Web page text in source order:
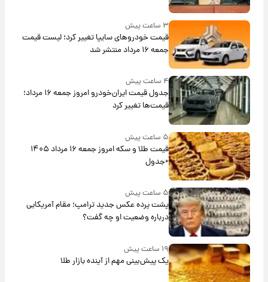
۳ ساعت پیش
قیمت خودروهای سایپا تغییر کرد؛ لیست قیمت
جمعه ۱۶ مرداد منتشر شد
۴ ساعت پیش
جدول قیمت ایران‌خودرو امروز جمعه ۱۶ مرداد؛
قیمت‌ها تغییر کرد
۵ ساعت پیش
قیمت طلا و سکه امروز جمعه ۱۶ مرداد ۱۴۰۵
+جدول
۵ ساعت پیش
پشت پرده عکس جدید ترامپ؛ مقام آمریکایی
درباره وضعیت او چه گفت؟
۱۹ ساعت پیش
یک پیش‌بینی مهم از آینده بازار طلا